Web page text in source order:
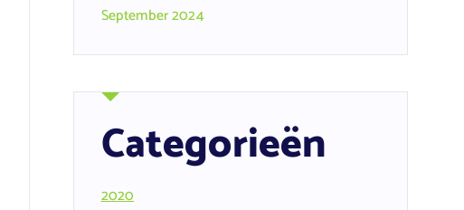
September 2024
Categorieën
2020